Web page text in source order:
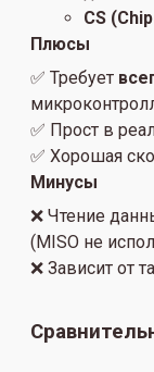
CS
Плюсы
✅ Требует
✅ Прост в
✅ Хорошая
Минусы
❌ Чтение
(MISO не
❌ Зависит от